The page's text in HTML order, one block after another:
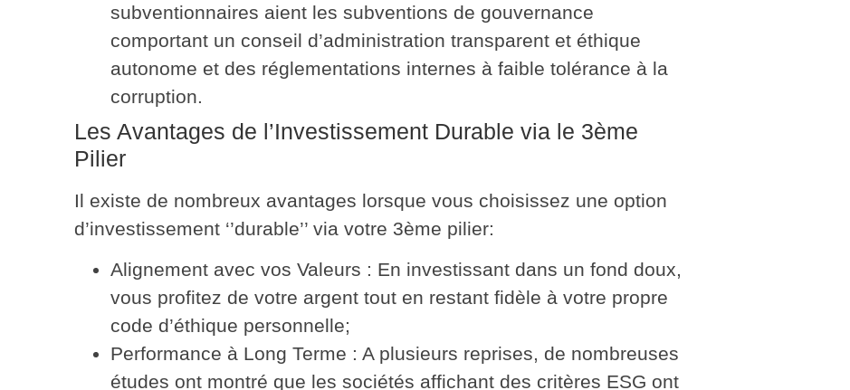
subventionnaires aient les subventions de gouvernance
comportant un conseil d’administration transparent et éthique
autonome et des réglementations internes à faible tolérance à la
corruption.
Les Avantages de l’Investissement Durable via le 3ème
Pilier
Il existe de nombreux avantages lorsque vous choisissez une option
d’investissement ‘’durable’’ via votre 3ème pilier:
Alignement avec vos Valeurs : En investissant dans un fond doux,
vous profitez de votre argent tout en restant fidèle à votre propre
code d’éthique personnelle;
Performance à Long Terme : A plusieurs reprises, de nombreuses
études ont montré que les sociétés affichant des critères ESG ont